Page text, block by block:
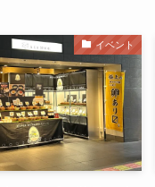
イベント